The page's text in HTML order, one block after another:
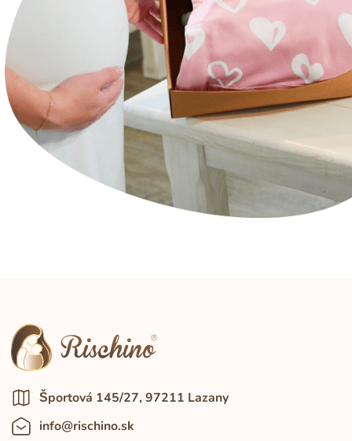
Športová 145/27, 97211 Lazany
info@rischino.sk